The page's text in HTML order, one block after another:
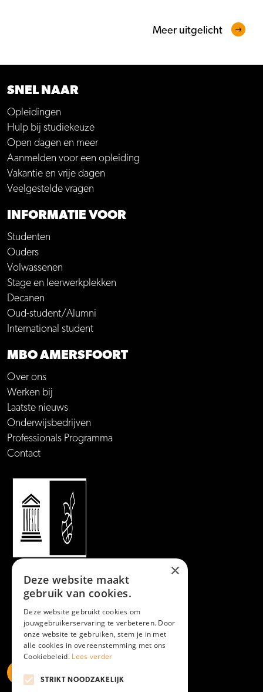
Meer uitgelicht
SNEL NAAR
Opleidingen
Hulp bij studiekeuze
Open dagen en meer
Aanmelden voor een opleiding
Vakantie en vrije dagen
Veelgestelde vragen
INFORMATIE VOOR
Studenten
Ouders
Volwassenen
Stage en leerwerkplekken
Decanen
Oud-student/Alumni
International student
MBO AMERSFOORT
Over ons
Werken bij
Laatste nieuws
Onderwijsbedrijven
Professionals Programma
Contact
×
Deze website maakt
gebruik van cookies.
Deze website gebruikt cookies om
jouwgebruikerservaring te verbeteren. Door
onze website te gebruiken, stem je in met
alle cookies in overeenstemming met ons
Cookiebeleid. Lees verder
STRIKT NOODZAKELIJK